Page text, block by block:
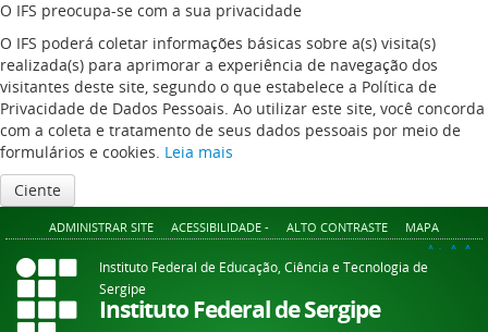
O IFS preocupa-se com a sua privacidade
O IFS poderá coletar informações básicas sobre a(s) visita(s)
realizada(s) para aprimorar a experiência de navegação dos
visitantes deste site, segundo o que estabelece a Política de
Privacidade de Dados Pessoais. Ao utilizar este site, você concorda
com a coleta e tratamento de seus dados pessoais por meio de
formulários e cookies. Leia mais
Ciente
ADMINISTRAR SITE ACESSIBILIDADE - ALTO CONTRASTE MAPA
A+ A A-
Instituto Federal de Educação, Ciência e Tecnologia de
Sergipe
Instituto Federal de Sergipe